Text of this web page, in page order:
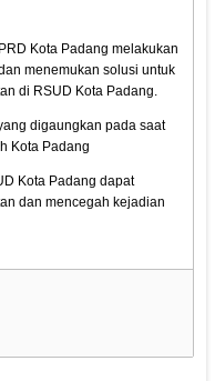
Kota Padang melakukan
menemukan solusi untuk
di RSUD Kota Padang.
digaungkan pada saat
Kota Padang
Kota Padang dapat
dan mencegah kejadian